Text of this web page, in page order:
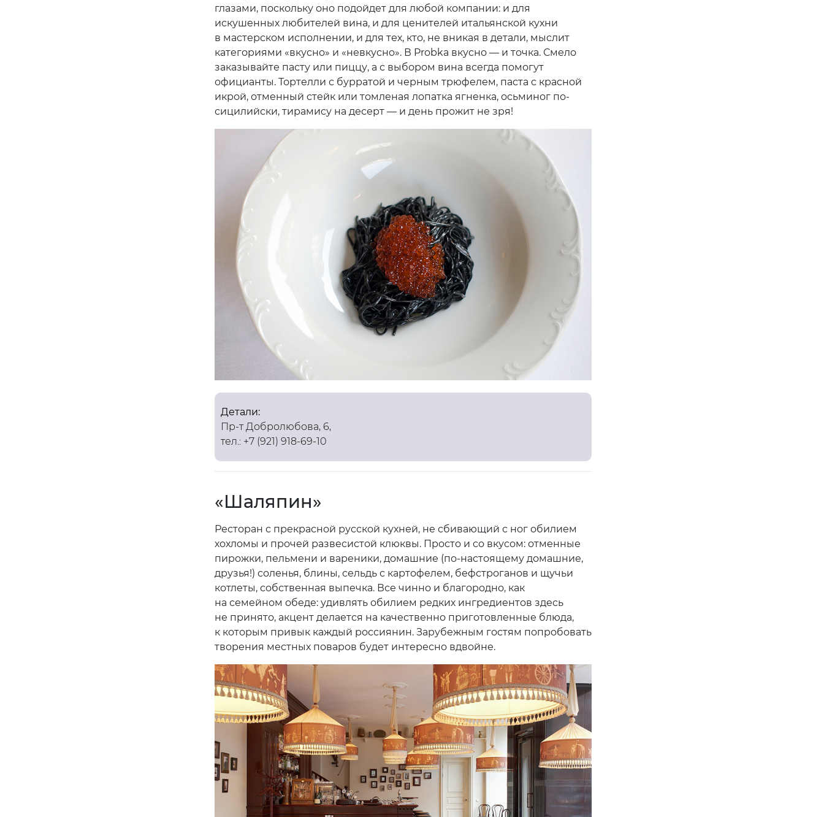
глазами, поскольку оно подойдет для любой компании: и для
искушенных любителей вина, и для ценителей итальянской кухни
в мастерском исполнении, и для тех, кто, не вникая в детали, мыслит
категориями «вкусно» и «невкусно». В Probka вкусно — и точка. Смело
заказывайте пасту или пиццу, а с выбором вина всегда помогут
официанты. Тортелли с бурратой и черным трюфелем, паста с красной
икрой, отменный стейк или томленая лопатка ягненка, осьминог по-
сицилийски, тирамису на десерт — и день прожит не зря!
Детали:
Пр-т Добролюбова, 6,
тел.: +7 (921) 918-69-10
«Шаляпин»
Ресторан с прекрасной русской кухней, не сбивающий с ног обилием
хохломы и прочей развесистой клюквы. Просто и со вкусом: отменные
пирожки, пельмени и вареники, домашние (по-настоящему домашние,
друзья!) соленья, блины, сельдь с картофелем, бефстроганов и щучьи
котлеты, собственная выпечка. Все чинно и благородно, как
на семейном обеде: удивлять обилием редких ингредиентов здесь
не принято, акцент делается на качественно приготовленные блюда,
к которым привык каждый россиянин. Зарубежным гостям попробовать
творения местных поваров будет интересно вдвойне.